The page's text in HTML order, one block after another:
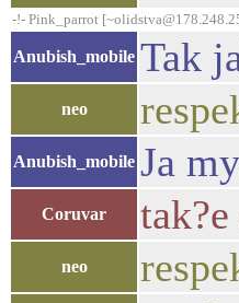
-!- Pink_parrot
Anubish_mobile Tak
neo
Anubish_mobile Ja
Coruvar
neo